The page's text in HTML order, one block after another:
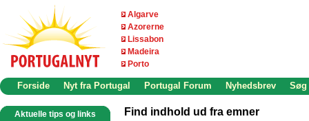
Algarve
Azorerne
Lissabon
Madeira
Porto
Forside Nyt fra Portugal Portugal Forum Nyhedsbrev Søg
Aktuelle tips og links Find indhold ud fra emner